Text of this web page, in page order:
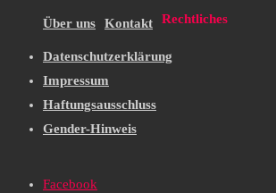
Über uns Kontakt Rechtliches
Datenschutzerklärung
Impressum
Haftungsausschluss
Gender-Hinweis
Facebook